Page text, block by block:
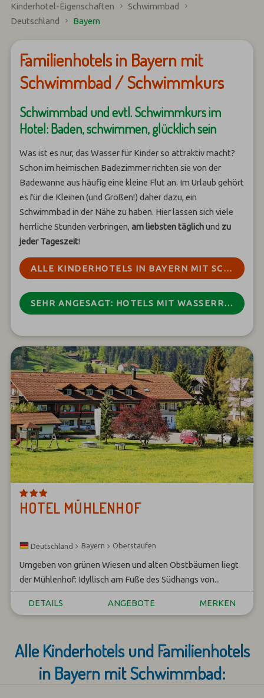
Kinderhotel-Eigenschaften
Schwimmbad
Deutschland
Bayern
Familienhotels in Bayern mit
Schwimmbad / Schwimmkurs
Schwimmbad und evtl. Schwimmkurs im
Hotel: Baden, schwimmen, glücklich sein
Was ist es nur, das Wasser für Kinder so attraktiv macht?
Schon im heimischen Badezimmer richten sie von der
Badewanne aus häufig eine kleine Flut an. Im Urlaub gehört
es für die Kleinen (und Großen!) daher dazu, ein
Schwimmbad in der Nähe zu haben. Hier lassen sich viele
herrliche Stunden verbringen,am liebsten täglichund zu
jeder Tageszeit!
ALLE KINDERHOTELS IN BAYERN MIT SCHWIMMBAD
SEHR ANGESAGT: HOTELS MIT WASSERRUTSCHEN IN BAYERN
HOTEL MÜHLENHOF
Deutschland Bayern Oberstaufen
Umgeben von grünen Wiesen und alten Obstbäumen liegt
der Mühlenhof: Idyllisch am Fuße des Südhangs von...
DETAILS ANGEBOTE MERKEN
Alle Kinderhotels und Familienhotels
in Bayern mit Schwimmbad: